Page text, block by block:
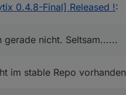
0.4.8-Final] Released !:
gerade nicht. Seltsam......
im stable Repo vorhanden